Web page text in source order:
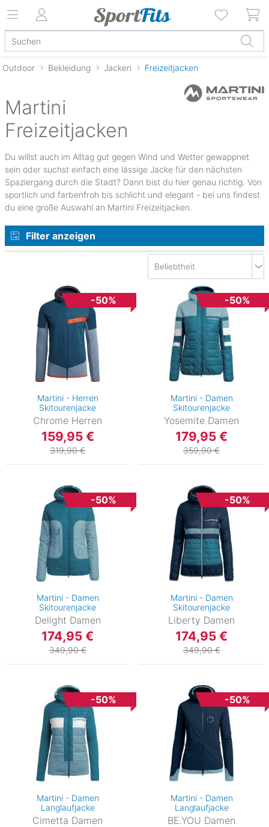
Outdoor Bekleidung Jacken Freizeitjacken
Martini
Freizeitjacken
Du willst auch im Alltag gut gegen Wind und Wetter gewappnet
sein oder suchst einfach eine lässige Jacke für den nächsten
Spaziergang durch die Stadt? Dann bist du hier genau richtig. Von
sportlich und farbenfroh bis schlicht und elegant - bei uns findest
du eine große Auswahl an Martini Freizeitjacken.
Filter anzeigen
-50%
Martini - Herren
Skitourenjacke
Chrome Herren
159,95 €
319,90 €
-50%
Martini - Damen
Skitourenjacke
Yosemite Damen
179,95 €
359,90 €
-50%
Martini - Damen
Skitourenjacke
Delight Damen
174,95 €
349,90 €
-50%
Martini - Damen
Skitourenjacke
Liberty Damen
174,95 €
349,90 €
-50%
Martini - Damen
Langlaufjacke
Cimetta Damen
-50%
Martini - Damen
Langlaufjacke
BE.YOU Damen